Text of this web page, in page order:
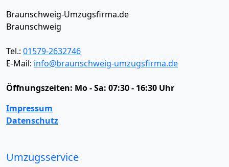
Braunschweig-Umzugsfirma.de
Braunschweig
Tel.: 01579-2632746
E-Mail: info@braunschweig-umzugsfirma.de
Öffnungszeiten: Mo - Sa: 07:30 - 16:30 Uhr
Impressum
Datenschutz
Umzugsservice